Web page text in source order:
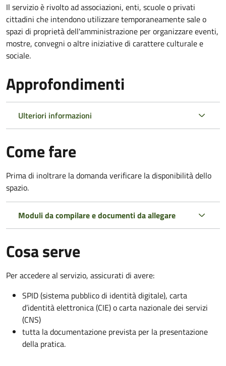
Il servizio è rivolto ad associazioni, enti, scuole o privati
cittadini che intendono utilizzare temporaneamente sale o
spazi di proprietà dell'amministrazione per organizzare eventi,
mostre, convegni o altre iniziative di carattere culturale e
sociale.
Approfondimenti
Ulteriori informazioni
Come fare
Prima di inoltrare la domanda verificare la disponibilità dello
spazio.
Moduli da compilare e documenti da allegare
Cosa serve
Per accedere al servizio, assicurati di avere:
SPID (sistema pubblico di identità digitale), carta
d’identità elettronica (CIE) o carta nazionale dei servizi
(CNS)
tutta la documentazione prevista per la presentazione
della pratica.